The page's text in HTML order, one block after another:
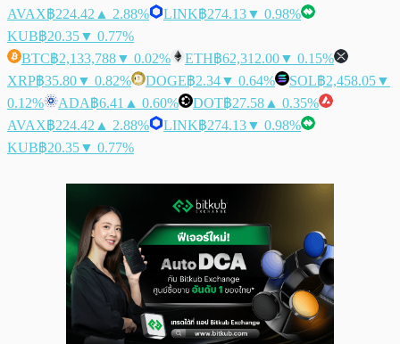
AVAX฿224.42 ▲ 2.88% LINK฿274.13▼ 0.98%
KUB฿20.35▼ 0.77%
BTC฿2,133,788▼ 0.02% ETH฿62,312.00▼ 0.15%
XRP฿35.80▼ 0.82% DOGE฿2.34▼ 0.64% SOL฿2,458.05▼
0.12%
ADA฿6.41 ▲ 0.60% DOT฿27.58 ▲ 0.35%
AVAX฿224.42 ▲ 2.88% LINK฿274.13▼ 0.98%
KUB฿20.35▼ 0.77%